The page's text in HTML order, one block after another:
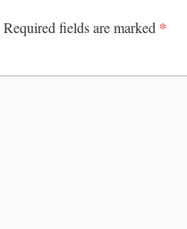
Required fields are marked *